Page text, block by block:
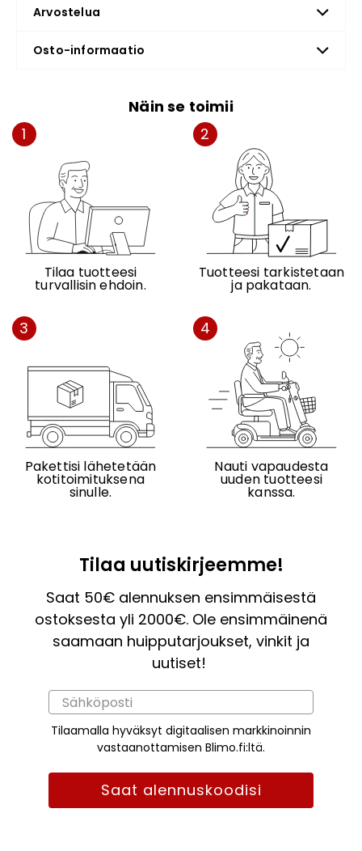
Arvostelua
Osto-informaatio
Näin se toimii
1
Tilaa tuotteesi
turvallisin ehdoin.
2
Tuotteesi tarkistetaan
ja pakataan.
3
Pakettisi lähetetään
kotitoimituksena
sinulle.
4
Nauti vapaudesta
uuden tuotteesi
kanssa.
Tilaa uutiskirjeemme!
Saat 50€ alennuksen ensimmäisestä
ostoksesta yli 2000€. Ole ensimmäinenä
saamaan huipputarjoukset, vinkit ja
uutiset!
Tilaamalla hyväksyt digitaalisen markkinoinnin
vastaanottamisen Blimo.fi:ltä.
Saat alennuskoodisi